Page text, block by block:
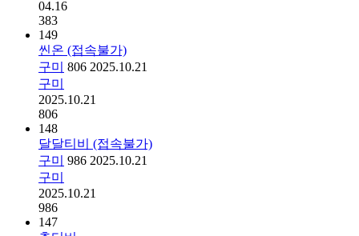
04.16
383
149
씬온 (접속불가)
구미
806 2025.10.21
구미
2025.10.21
806
148
달달티비 (접속불가)
구미
986 2025.10.21
구미
2025.10.21
986
147